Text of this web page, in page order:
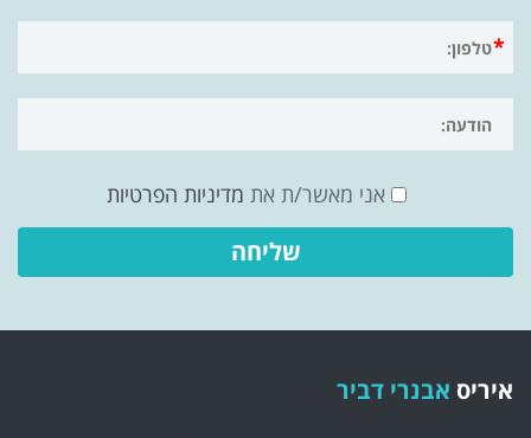
אני מאשר/ת את מדיניות הפרטיות
איריס אבנרי דביר